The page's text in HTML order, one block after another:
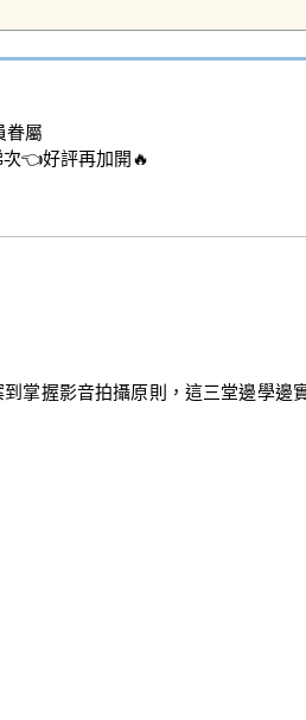
眷屬
👈好評再加開🔥
掌握影音拍攝原則，這三堂邊學邊